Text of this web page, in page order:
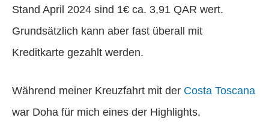
Stand April 2024 sind 1€ ca. 3,91 QAR wert.
Grundsätzlich kann aber fast überall mit
Kreditkarte gezahlt werden.
Während meiner Kreuzfahrt mit der Costa Toscana
war Doha für mich eines der Highlights.